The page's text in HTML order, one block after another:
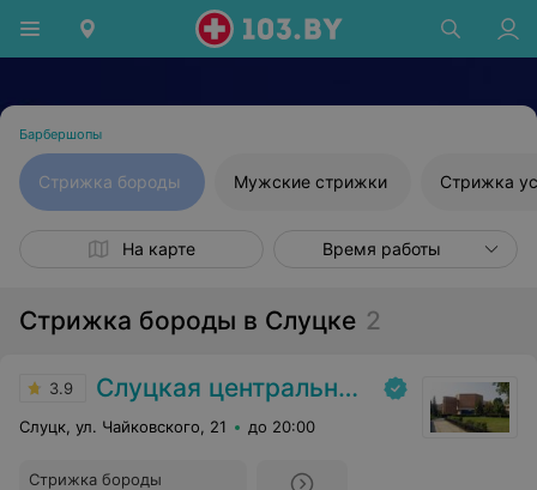
Барбершопы
Стрижка бороды Мужские стрижки Стрижка
На карте Время работы
Стрижка бороды в Слуцке 2
3.9 Слуцкая центральная районная больница
Слуцк, ул. Чайковского, 21 до 20:00
Стрижка бороды